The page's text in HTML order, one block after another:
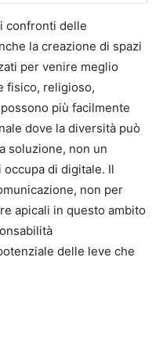
confronti delle
la creazione di spazi
per venire meglio
fisico, religioso,
più facilmente
dove la diversità può
soluzione, non un
di digitale. Il
non per
apicali in questo ambito
delle leve che